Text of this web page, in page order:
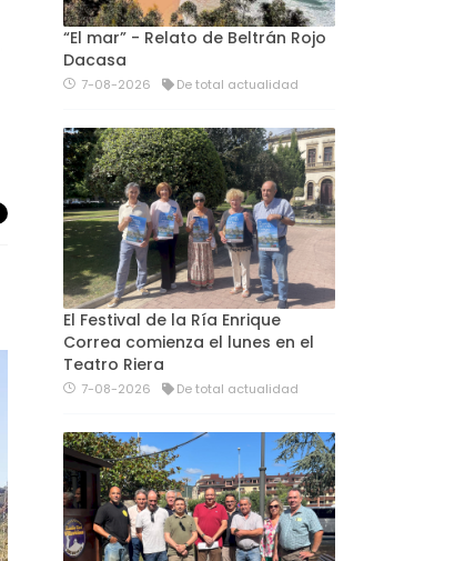
“El mar” - Relato de Beltrán Rojo
Dacasa
7-08-2026 De total actualidad
El Festival de la Ría Enrique
Correa comienza el lunes en el
Teatro Riera
7-08-2026 De total actualidad